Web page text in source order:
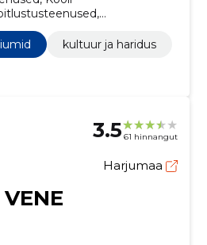
kultuur ja haridus, riik ja
kultuur ja haridus
3.5 61 hinnangut
Harjumaa